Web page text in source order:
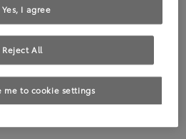
nicht weiter.
kann leider nicht gefunden
werden.
me to cookie settings
Reject All
Yes, I agree